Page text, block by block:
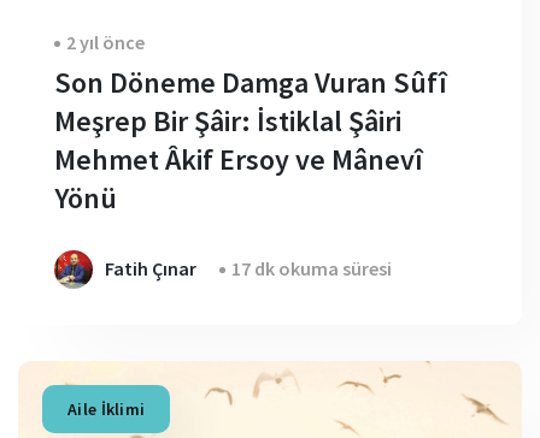
2 yıl önce
Son Döneme Damga Vuran Sûfî
Meşrep Bir Şâir: İstiklal Şâiri
Mehmet Âkif Ersoy ve Mânevî
Yönü
Fatih Çınar 17 dk okuma süresi
Aile İklimi